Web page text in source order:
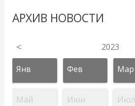
АРХИВ НОВОСТИ
< 2023
Янв Фев Мар
Май Июн Июл